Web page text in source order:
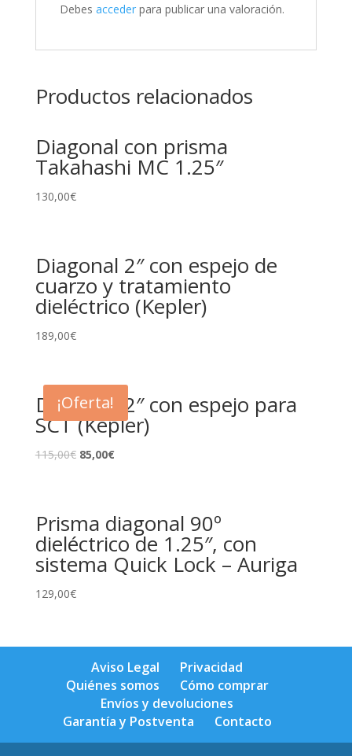
Debes accederpara publicar una valoración.
Productos relacionados
Diagonal con prisma
Takahashi MC 1.25″
130,00€
Diagonal 2″ con espejo de
cuarzo y tratamiento
dieléctrico (Kepler)
189,00€
¡Oferta!
Diagonal 2″ con espejo para
SCT (Kepler)
115,00€ 85,00€
Prisma diagonal 90º
dieléctrico de 1.25″, con
sistema Quick Lock – Auriga
129,00€
Aviso Legal
Privacidad
Quiénes somos
Cómo comprar
Envíos y devoluciones
Garantía y Postventa
Contacto